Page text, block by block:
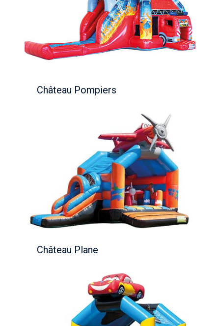
Château Pompiers
Château Plane